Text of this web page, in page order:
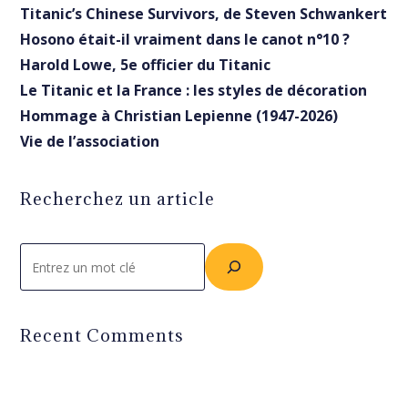
Titanic’s Chinese Survivors, de Steven Schwankert
Hosono était-il vraiment dans le canot n°10 ?
Harold Lowe, 5e officier du Titanic
Le Titanic et la France : les styles de décoration
Hommage à Christian Lepienne (1947-2026)
Vie de l’association
Recherchez un article
Recent Comments